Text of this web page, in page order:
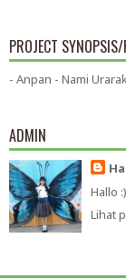
PROJECT SYNOPSIS/
- Anpan - Nami
ADMIN
Hallo
Lihat